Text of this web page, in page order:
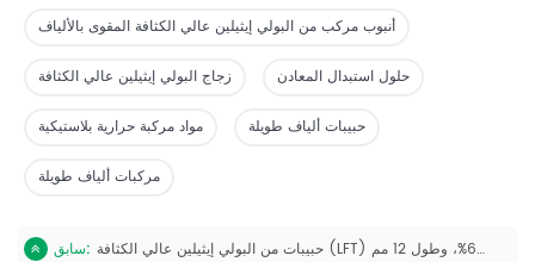
أنبوب مركب من البولي إيثيلين عالي الكثافة المقوى بالألياف
زجاج البولي إيثيلين عالي الكثافة حلول استبدال المعادن
مواد مركبة حرارية بلاستيكية حبيبات ألياف طويلة
مركبات ألياف طويلة
سابق: حبيبات من البولي إيثيلين عالي الكثافة (LFT) مع ألياف زجاجية طويلة، بنسبة صلابة تتراوح بين 20% و60%، وطول 12 مم.